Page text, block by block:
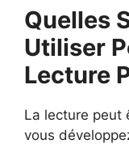
Quelles
Utiliser
Lecture
La lecture peut
vous